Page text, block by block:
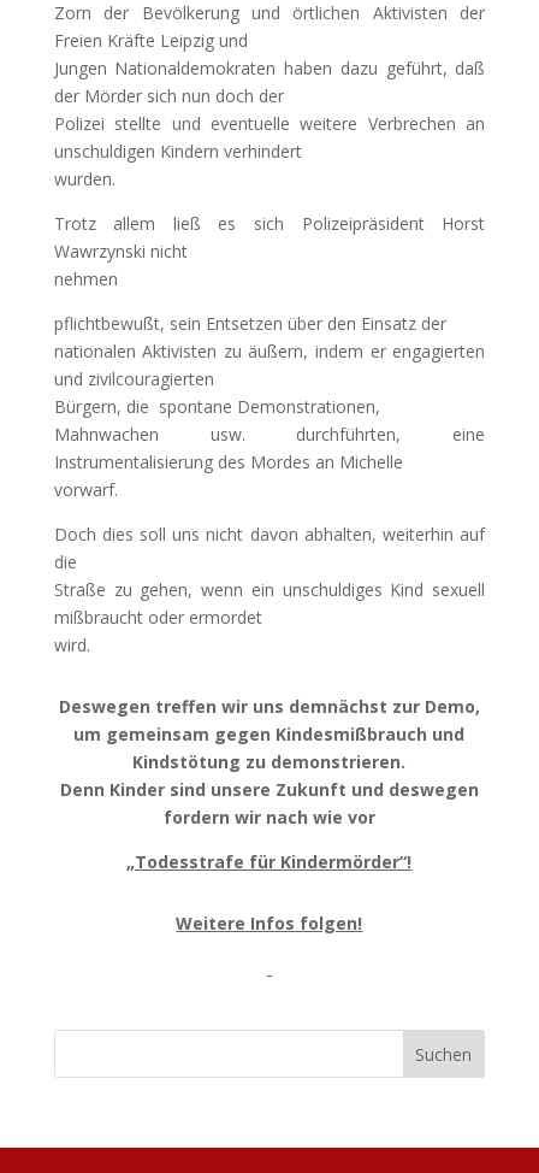
Zorn der Bevölkerung und örtlichen Aktivisten der
Freien Kräfte Leipzig und
Jungen Nationaldemokraten haben dazu geführt, daß
der Mörder sich nun doch der
Polizei stellte und eventuelle weitere Verbrechen an
unschuldigen Kindern verhindert
wurden.
Trotz allem ließ es sich Polizeipräsident Horst
Wawrzynski nicht
nehmen
pflichtbewußt, sein Entsetzen über den Einsatz der
nationalen Aktivisten zu äußern, indem er engagierten
und zivilcouragierten
Bürgern, die spontane Demonstrationen,
Mahnwachen usw. durchführten, eine
Instrumentalisierung des Mordes an Michelle
vorwarf.
Doch dies soll uns nicht davon abhalten, weiterhin auf
die
Straße zu gehen, wenn ein unschuldiges Kind sexuell
mißbraucht oder ermordet
wird.
Deswegen treffen wir uns demnächst zur Demo,
um gemeinsam gegen Kindesmißbrauch und
Kindstötung zu demonstrieren.
Denn Kinder sind unsere Zukunft und deswegen
fordern wir nach wie vor
„Todesstrafe für Kindermörder“!
Weitere Infos folgen!